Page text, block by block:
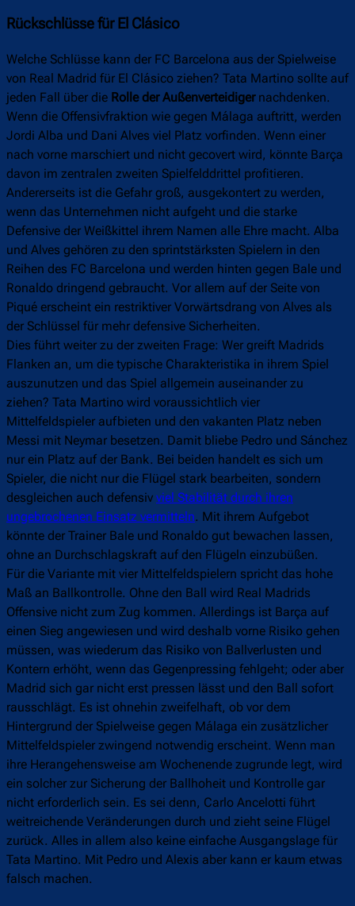
Rückschlüsse für El Clásico
Welche Schlüsse kann der FC Barcelona aus der Spielweise
von Real Madrid für El Clásico ziehen? Tata Martino sollte auf
jeden Fall über die Rolle der Außenverteidigernachdenken.
Wenn die Offensivfraktion wie gegen Málaga auftritt, werden
Jordi Alba und Dani Alves viel Platz vorfinden. Wenn einer
nach vorne marschiert und nicht gecovert wird, könnte Barça
davon im zentralen zweiten Spielfelddrittel profitieren.
Andererseits ist die Gefahr groß, ausgekontert zu werden,
wenn das Unternehmen nicht aufgeht und die starke
Defensive der Weißkittel ihrem Namen alle Ehre macht. Alba
und Alves gehören zu den sprintstärksten Spielern in den
Reihen des FC Barcelona und werden hinten gegen Bale und
Ronaldo dringend gebraucht. Vor allem auf der Seite von
Piqué erscheint ein restriktiver Vorwärtsdrang von Alves als
der Schlüssel für mehr defensive Sicherheiten.
Dies führt weiter zu der zweiten Frage: Wer greift Madrids
Flanken an, um die typische Charakteristika in ihrem Spiel
auszunutzen und das Spiel allgemein auseinander zu
ziehen? Tata Martino wird voraussichtlich vier
Mittelfeldspieler aufbieten und den vakanten Platz neben
Messi mit Neymar besetzen. Damit bliebe Pedro und Sánchez
nur ein Platz auf der Bank. Bei beiden handelt es sich um
Spieler, die nicht nur die Flügel stark bearbeiten, sondern
desgleichen auch defensiv viel Stabilität durch ihren
ungebrochenen Einsatz vermitteln. Mit ihrem Aufgebot
könnte der Trainer Bale und Ronaldo gut bewachen lassen,
ohne an Durchschlagskraft auf den Flügeln einzubüßen.
Für die Variante mit vier Mittelfeldspielern spricht das hohe
Maß an Ballkontrolle. Ohne den Ball wird Real Madrids
Offensive nicht zum Zug kommen. Allerdings ist Barça auf
einen Sieg angewiesen und wird deshalb vorne Risiko gehen
müssen, was wiederum das Risiko von Ballverlusten und
Kontern erhöht, wenn das Gegenpressing fehlgeht; oder aber
Madrid sich gar nicht erst pressen lässt und den Ball sofort
rausschlägt. Es ist ohnehin zweifelhaft, ob vor dem
Hintergrund der Spielweise gegen Málaga ein zusätzlicher
Mittelfeldspieler zwingend notwendig erscheint. Wenn man
ihre Herangehensweise am Wochenende zugrunde legt, wird
ein solcher zur Sicherung der Ballhoheit und Kontrolle gar
nicht erforderlich sein. Es sei denn, Carlo Ancelotti führt
weitreichende Veränderungen durch und zieht seine Flügel
zurück. Alles in allem also keine einfache Ausgangslage für
Tata Martino. Mit Pedro und Alexis aber kann er kaum etwas
falsch machen.